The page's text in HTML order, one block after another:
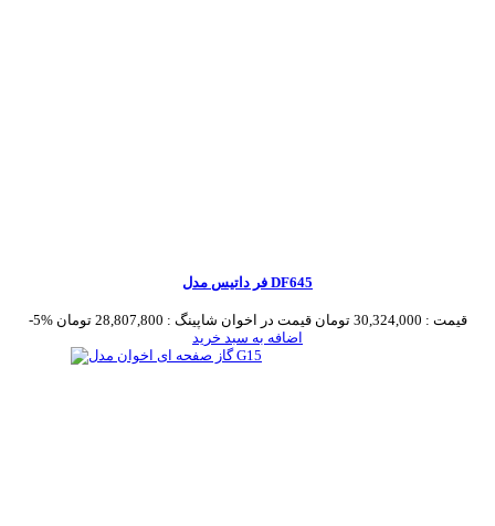
فر داتیس مدل DF645
-5% قیمت : 30,324,000 تومان قیمت در اخوان شاپینگ : 28,807,800 تومان
اضافه به سبد خرید